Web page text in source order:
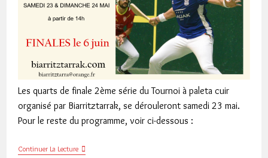
Les quarts de finale 2ème série du Tournoi à paleta cuir
organisé par Biarritztarrak, se dérouleront samedi 23 mai.
Pour le reste du programme, voir ci-dessous :
Continuer La LectureTournoi